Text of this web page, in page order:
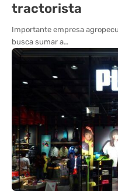
tractorista
Importante empresa
busca sumar a…